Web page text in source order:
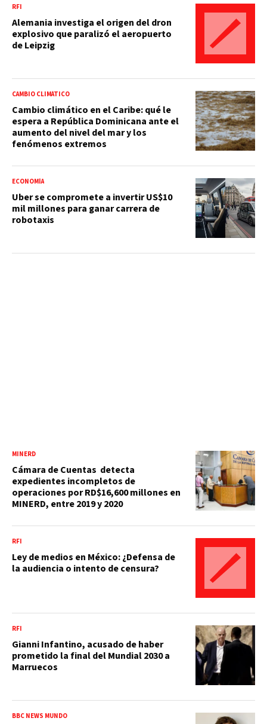
RFI
Alemania investiga el origen del dron
explosivo que paralizó el aeropuerto
de Leipzig
CAMBIO CLIMÁTICO
Cambio climático en el Caribe: qué le
espera a República Dominicana ante el
aumento del nivel del mar y los
fenómenos extremos
ECONOMÍA
Uber se compromete a invertir US$10
mil millones para ganar carrera de
robotaxis
MINERD
Cámara de Cuentas detecta
expedientes incompletos de
operaciones por RD$16,600 millones en
MINERD, entre 2019 y 2020
RFI
Ley de medios en México: ¿Defensa de
la audiencia o intento de censura?
RFI
Gianni Infantino, acusado de haber
prometido la final del Mundial 2030 a
Marruecos
BBC NEWS MUNDO